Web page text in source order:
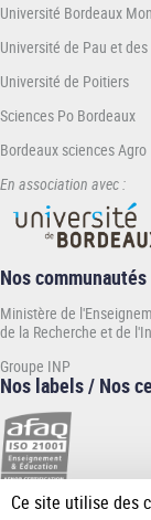
Université Bordeaux
Université de Pau et
Université de Poitiers
Sciences Po Bordeaux
Bordeaux sciences Agro
En association avec :
Nos communautés
Ministère de
de la Recherche et de
Groupe INP
Nos labels / Nos
Ce site utilise des